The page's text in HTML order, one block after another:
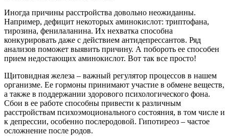
Иногда причины расстройства довольно неожиданны.
Например, дефицит некоторых аминокислот: триптофана,
тирозина, фенилаланина. Их нехватка способна
конкурировать даже с действием антидепрессантов. Ряд
анализов поможет выявить причину. А побороть ее способен
прием недостающих аминокислот. Вот так все просто!
Щитовидная железа – важный регулятор процессов в нашем
организме. Ее гормоны принимают участие в обмене веществ,
а также в поддержании здорового психологического фона.
Сбои в ее работе способны привести к различным
расстройствам психоэмоционального состояния, в том числе и
к депрессии, особенно послеродовой. Гипотиреоз – частое
осложнение после родов.